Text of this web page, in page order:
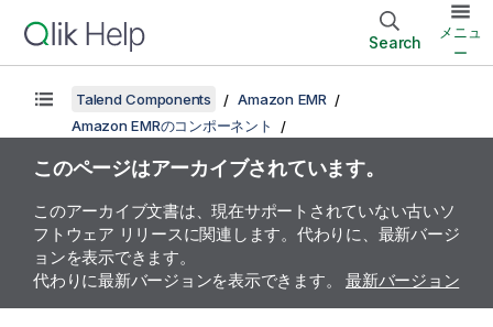
Search
メニュ
ー
Talend Components
Amazon EMR
Amazon EMRのコンポーネント
このページはアーカイブされています。
このアーカイブ文書は、現在サポートされていない古いソ
フトウェア リリースに関連します。代わりに、最新バージ
ョンを表示できます。
代わりに最新バージョンを表示できます。 最新バージョン